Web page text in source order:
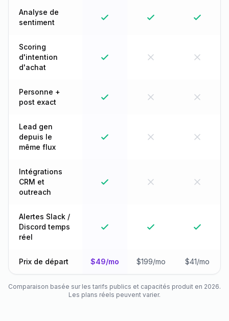
Analyse de
sentiment
Scoring
d'intention
d'achat
Personne +
post exact
Lead gen
depuis le
même flux
Intégrations
CRM et
outreach
Alertes Slack /
Discord temps
réel
Prix de départ $49/mo $199/mo $41/mo
Comparaison basée sur les tarifs publics et capacités produit en 2026.
Les plans réels peuvent varier.